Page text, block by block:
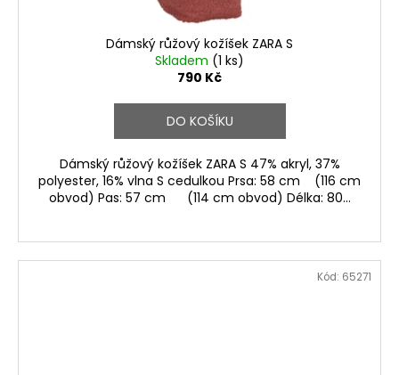
Dámský růžový kožíšek ZARA S
Skladem (1 ks)
790 Kč
DO KOŠÍKU
Dámský růžový kožíšek ZARA S 47% akryl, 37%
polyester, 16% vlna S cedulkou Prsa: 58 cm (116 cm
obvod) Pas: 57 cm (114 cm obvod) Délka: 80...
Kód: 65271